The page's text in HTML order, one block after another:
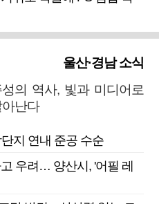
울산·경남 소식
성의 역사, 빛과 미디어로
난다
지 연내 준공 수순
우려… 양산시, '어필 레